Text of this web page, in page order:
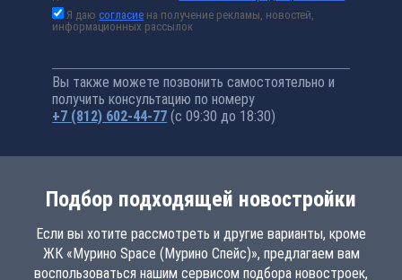
Я даюсогласие на получение рекламы, новостей,
информационных рассылок
Вы также можете позвонить самостоятельно и
получить консультацию по номеру
+7 (812) 602-44-77 (с 09:30 до 18:30)
Подбор подходящей новостройки
Если вы хотите рассмотреть и другие варианты, кроме
ЖК «Мурино Space (Мурино Спейс)», предлагаем вам
воспользоваться нашим сервисом подбора новостроек,